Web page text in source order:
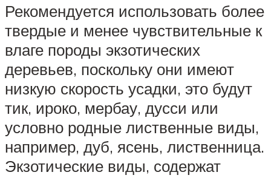
Рекомендуется использовать более
твердые и менее чувствительные к
влаге породы экзотических
деревьев, поскольку они имеют
низкую скорость усадки, это будут
тик, ироко, мербау, дусси или
условно родные лиственные виды,
например, дуб, ясень, лиственница.
Экзотические виды, содержат